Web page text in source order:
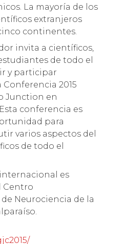
La mayoría de los
extranjeros
continentes.
invita a científicos,
de todo el
y participar
2015
Junction en
conferencia es
para
varios aspectos del
de todo el
es
Centro
Neurociencia de la